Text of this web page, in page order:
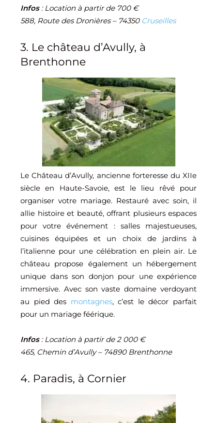
Infos: Location à partir de 700 €
588, Route des Dronières – 74350 Cruseilles
3. Le château d’Avully, à
Brenthonne
Le Château d’Avully, ancienne forteresse du XIIe
siècle en Haute-Savoie, est le lieu rêvé pour
organiser votre mariage. Restauré avec soin, il
allie histoire et beauté, offrant plusieurs espaces
pour votre événement : salles majestueuses,
cuisines équipées et un choix de jardins à
l’italienne pour une célébration en plein air. Le
château propose également un hébergement
unique dans son donjon pour une expérience
immersive. Avec son vaste domaine verdoyant
au pied des montagnes, c’est le décor parfait
pour un mariage féérique.
Infos: Location à partir de 2 000 €
465, Chemin d’Avully – 74890 Brenthonne
4. Paradis, à Cornier